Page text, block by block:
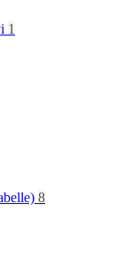
1
8